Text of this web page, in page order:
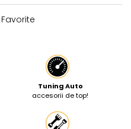
Tuning Auto
accesorii de top!